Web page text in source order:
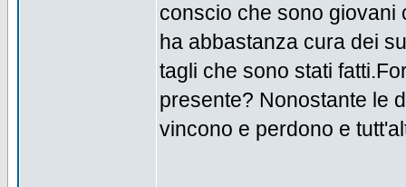
conscio che sono giovani
ha abbastanza cura dei
tagli che sono stati
presente? Nonostante le
vincono e perdono e